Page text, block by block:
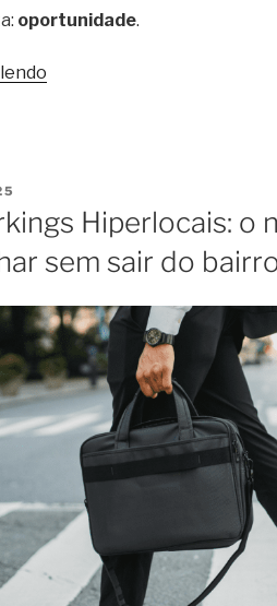
oportunidade.
coworkings
–
Floripa
sai
na
frente”
Hiperlocais: o
sem sair do